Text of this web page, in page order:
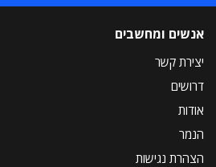
אנשים ומחשבים
יצירת קשר
דרושים
אודות
הנמר
הצהרת נגישות